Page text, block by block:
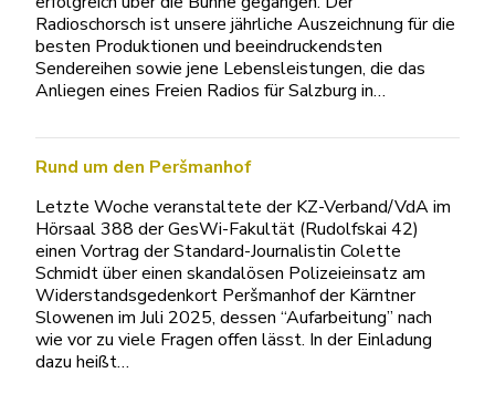
Radioschorsch ist unsere jährliche Auszeichnung für die
besten Produktionen und beeindruckendsten
Sendereihen sowie jene Lebensleistungen, die das
Anliegen eines Freien Radios für Salzburg in…
Rund um den Peršmanhof
Letzte Woche veranstaltete der KZ-Verband/VdA im
Hörsaal 388 der GesWi-Fakultät (Rudolfskai 42)
einen Vortrag der Standard-Journalistin Colette
Schmidt über einen skandalösen Polizeieinsatz am
Widerstandsgedenkort Peršmanhof der Kärntner
Slowenen im Juli 2025, dessen “Aufarbeitung” nach
wie vor zu viele Fragen offen lässt. In der Einladung
dazu heißt…